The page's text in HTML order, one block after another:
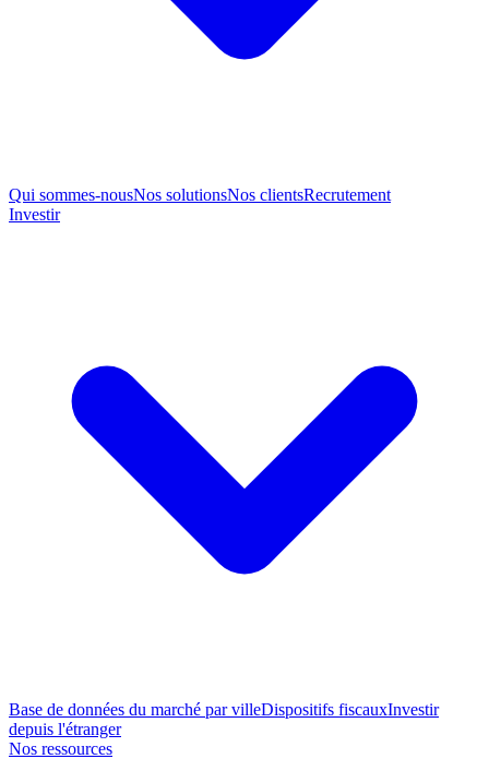
Qui sommes-nousNos solutionsNos clientsRecrutement
Investir
Base de données du marché par villeDispositifs fiscauxInvestir
depuis l'étranger
Nos ressources